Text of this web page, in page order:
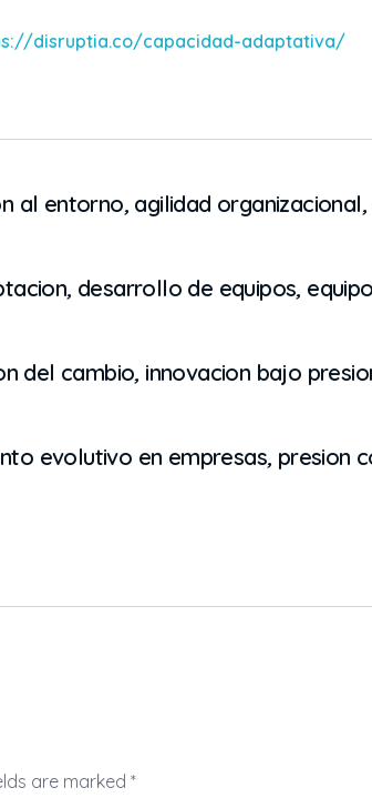
disruptia.co/capacidad-adaptativa/
al entorno, agilidad organizacional,
, desarrollo de equipos,
del cambio, innovacion bajo
evolutivo en empresas, presion
are marked *